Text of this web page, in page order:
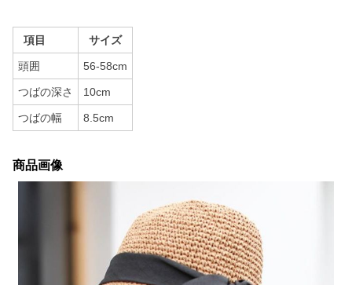
項目 サイズ
頭囲 56-58cm
つばの深さ 10cm
つばの幅 8.5cm
商品画像